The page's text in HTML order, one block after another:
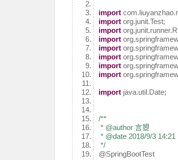
import
importorg.junit.Test;
import
import
import
import
import
import
importjava.util.Date;
/**
* @author 言曌
* @date 2018/9/3 14:21
*/
@SpringBootTest